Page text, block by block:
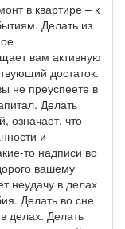
в квартире – к
Делать из
вам активную
достаток.
не преуспеете в
Делать
означает, что
и
то надписи во
вашему
неудачу в делах
Делать во сне
делах. Делать